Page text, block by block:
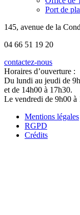
Port de
145, avenue de la
04 66 51 19 20
contactez-nous
Horaires d’ouverture :
Du lundi au jeudi de
et de 14h00 à 17h30.
Le vendredi de 9h00 à
Mentions légales
RGPD
Crédits